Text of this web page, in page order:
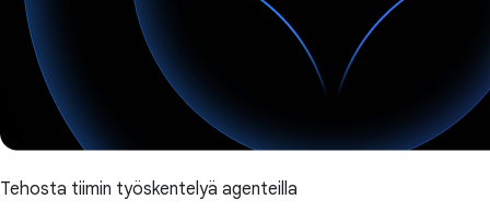
Tehosta tiimin työskentelyä agenteilla